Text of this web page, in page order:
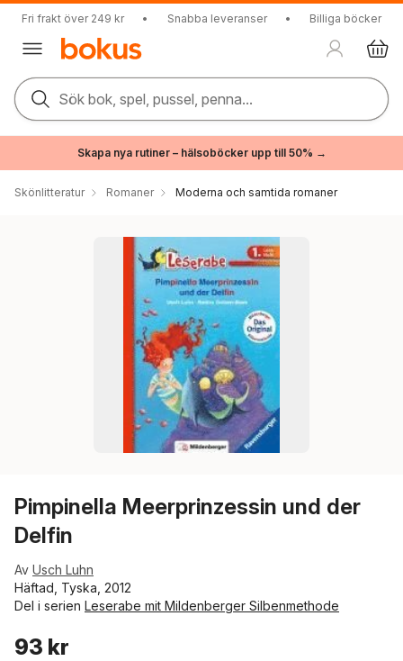
Fri frakt över 249 kr • Snabba leveranser • Billiga böcker
Sök bok, spel, pussel, penna...
Skapa nya rutiner – hälsoböcker upp till 50% →
Skönlitteratur Romaner Moderna och samtida romaner
Pimpinella Meerprinzessin und der
Delfin
Av Usch Luhn
Häftad, Tyska, 2012
Del i serien Leserabe mit Mildenberger Silbenmethode
93 kr